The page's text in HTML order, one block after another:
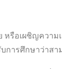
หรือเผชิญคว
การศึกษาว่าส